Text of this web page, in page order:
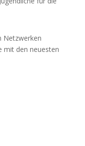
Netzwerken
mit den neuesten